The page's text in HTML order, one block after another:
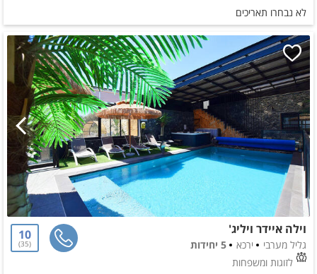
לא נבחרו תאריכים
וילה איידר ויליג'
גליל מערבי ירכא
5 יחידות
לזוגות ומשפחות
10
35